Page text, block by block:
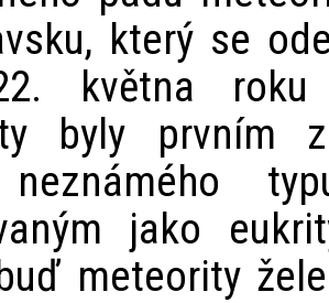
který se
května roku
byly prvním
jako
meteority